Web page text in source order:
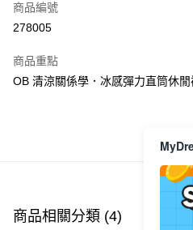
Apple Pay
PayMe
每筆HK$40.00，滿HK$350.00或以
付款後順豐站及營業點
商品編號
278005
商品重點
OB 清涼關係學．冰感彈力直筒休
商品
商品相關分類 (4)